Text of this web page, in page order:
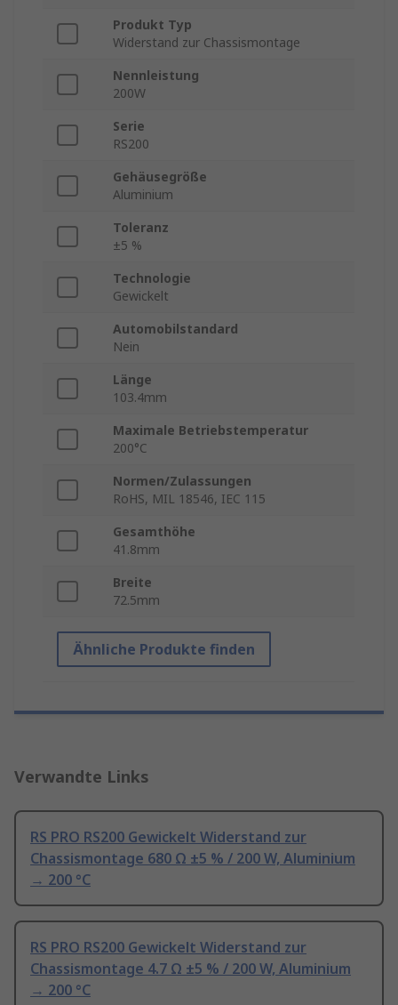
Produkt Typ
Widerstand zur Chassismontage
Nennleistung
200W
Serie
RS200
Gehäusegröße
Aluminium
Toleranz
±5 %
Technologie
Gewickelt
Automobilstandard
Nein
Länge
103.4mm
Maximale Betriebstemperatur
200°C
Normen/Zulassungen
RoHS, MIL 18546, IEC 115
Gesamthöhe
41.8mm
Breite
72.5mm
Ähnliche Produkte finden
Verwandte Links
RS PRO RS200 Gewickelt Widerstand zur
Chassismontage 680 Ω ±5 % / 200 W, Aluminium
→ 200 °C
RS PRO RS200 Gewickelt Widerstand zur
Chassismontage 4.7 Ω ±5 % / 200 W, Aluminium
→ 200 °C